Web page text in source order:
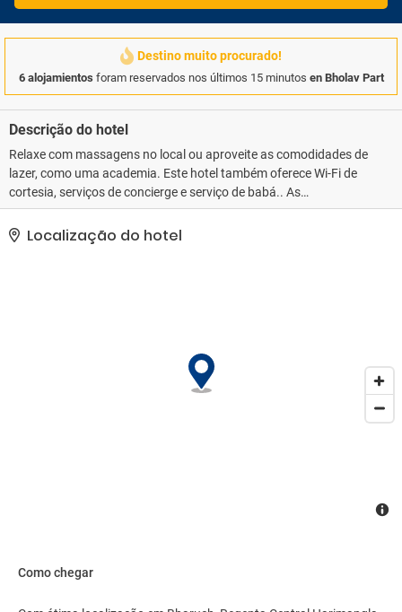
Destino muito procurado!
6 alojamientos foram reservados nos últimos 15 minutos en Bholav Part
Descrição do hotel
Relaxe com massagens no local ou aproveite as comodidades de
lazer, como uma academia. Este hotel também oferece Wi-Fi de
cortesia, serviços de concierge e serviço de babá.. As
comodidades presentes incluem um business center, serviço de
limusine/carro disponível e jornais de cortesia no saguão. Hotel
oferece instalações para eventos, como espaço para conferência
Localização do hotel
Como chegar